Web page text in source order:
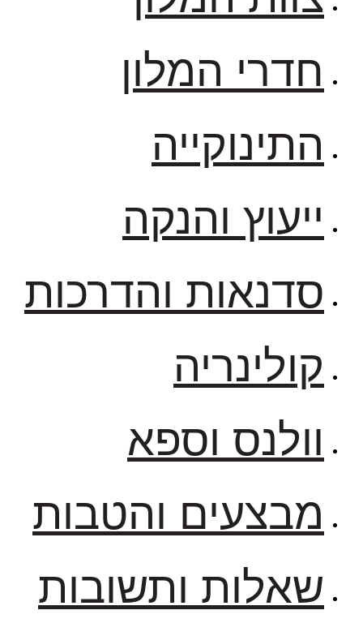
חדרי המלון
התינוקייה
ייעוץ והנקה
סדנאות והדרכות
קולינריה
וולנס וספא
מבצעים והטבות
שאלות ותשובות